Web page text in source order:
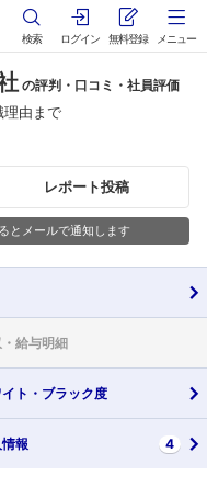
検索 ログイン 無料登録 メニュー
の評判・口コミ・社員評価
理由まで
レポート投稿
とメールで通知します
給与明細
ト・ ブラック度
報 4